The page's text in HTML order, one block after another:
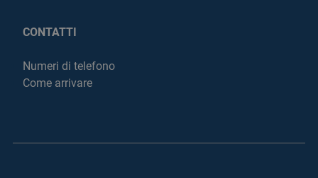
CONTATTI
Numeri di telefono
Come arrivare